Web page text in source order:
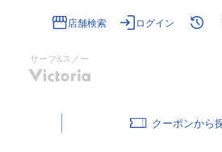
店舗検索 ログイン
サーフ&スノー
クーポン